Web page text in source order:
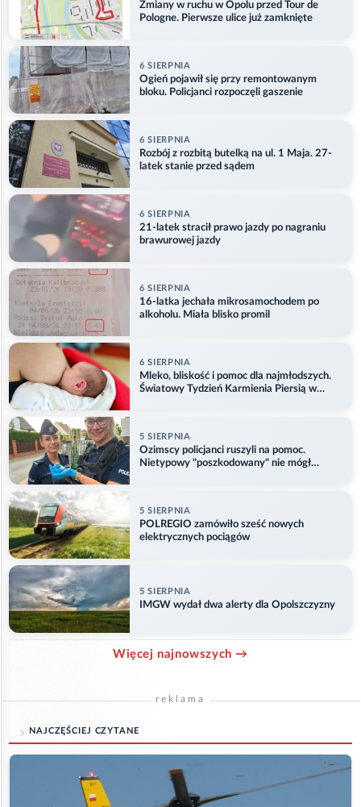
Zmiany w ruchu w Opolu przed Tour de
Pologne. Pierwsze ulice już zamknięte
6 SIERPNIA
Ogień pojawił się przy remontowanym
bloku. Policjanci rozpoczęli gaszenie
6 SIERPNIA
Rozbój z rozbitą butelką na ul. 1 Maja. 27-
latek stanie przed sądem
6 SIERPNIA
21-latek stracił prawo jazdy po nagraniu
brawurowej jazdy
6 SIERPNIA
16-latka jechała mikrosamochodem po
alkoholu. Miała blisko promil
6 SIERPNIA
Mleko, bliskość i pomoc dla najmłodszych.
Światowy Tydzień Karmienia Piersią w
5 SIERPNIA
Ozimscy policjanci ruszyli na pomoc.
Nietypowy "poszkodowany" nie mógł
5 SIERPNIA
POLREGIO zamówiło sześć nowych
elektrycznych pociągów
5 SIERPNIA
IMGW wydał dwa alerty dla Opolszczyzny
Więcej najnowszych →
reklama
NAJCZĘŚCIEJ CZYTANE